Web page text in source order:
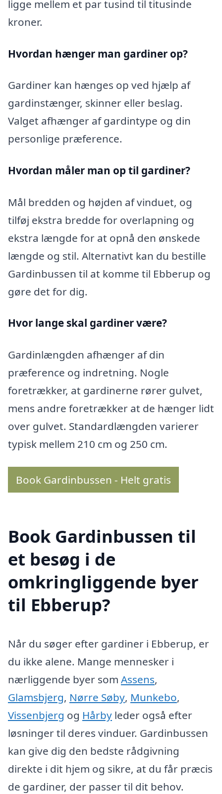
ligge mellem et par tusind til titusinde
kroner.
Hvordan hænger man gardiner op?
Gardiner kan hænges op ved hjælp af
gardinstænger, skinner eller beslag.
Valget afhænger af gardintype og din
personlige præference.
Hvordan måler man op til gardiner?
Mål bredden og højden af vinduet, og
tilføj ekstra bredde for overlapning og
ekstra længde for at opnå den ønskede
længde og stil. Alternativt kan du bestille
Gardinbussen til at komme til Ebberup og
gøre det for dig.
Hvor lange skal gardiner være?
Gardinlængden afhænger af din
præference og indretning. Nogle
foretrækker, at gardinerne rører gulvet,
mens andre foretrækker at de hænger lidt
over gulvet. Standardlængden varierer
typisk mellem 210 cm og 250 cm.
Book Gardinbussen - Helt gratis
Book Gardinbussen til
et besøg i de
omkringliggende byer
til Ebberup?
Når du søger efter gardiner i Ebberup, er
du ikke alene. Mange mennesker i
nærliggende byer som Assens,
Glamsbjerg, Nørre Søby, Munkebo,
Vissenbjerg og Hårby leder også efter
løsninger til deres vinduer. Gardinbussen
kan give dig den bedste rådgivning
direkte i dit hjem og sikre, at du får præcis
de gardiner, der passer til dit behov.